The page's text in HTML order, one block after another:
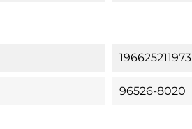
196625211973
96526-8020